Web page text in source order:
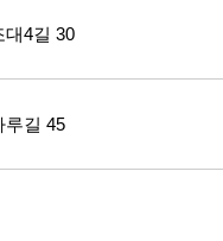
4길 30
루길 45